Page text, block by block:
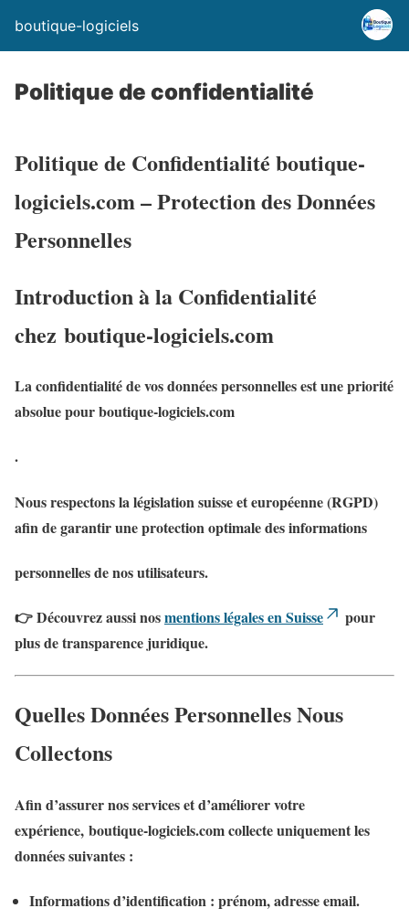
boutique-logiciels
Politique de confidentialité
Politique de Confidentialité boutique-
logiciels.com – Protection des Données
Personnelles
Introduction à la Confidentialité
chez boutique-logiciels.com
La confidentialité de vos données personnelles est une priorité
absolue pour boutique-logiciels.com
.
Nous respectons la législation suisse et européenne (RGPD)
afin de garantir uneprotection optimale des informations
personnellesde nos utilisateurs.
👉 Découvrez aussi nosmentions légales en Suisse
pour
plus de transparence juridique.
Quelles Données Personnelles Nous
Collectons
Afin d’assurer nos services et d’améliorer votre
expérience, boutique-logiciels.com collecte uniquement les
données suivantes :
Informations d’identification : prénom, adresse email.